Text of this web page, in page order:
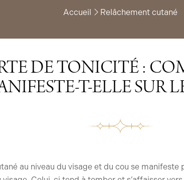
Accueil Relâchement cutané
DE TONICITÉ :
T-ELLE SUR
au niveau du visage et du cou se